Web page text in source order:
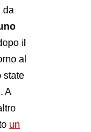
da
il
al
state
A
un